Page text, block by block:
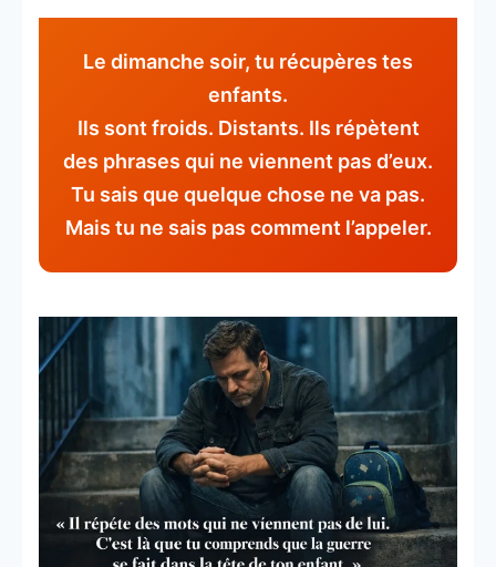
Le dimanche soir, tu récupères tes
enfants.
Ils sont froids. Distants. Ils répètent
des phrases qui ne viennent pas d’eux.
Tu sais que quelque chose ne va pas.
Mais tu ne sais pas comment l’appeler.